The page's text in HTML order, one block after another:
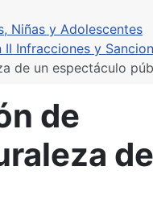
Niñas y Adolescentes
II Infracciones y
de un espectáculo
de